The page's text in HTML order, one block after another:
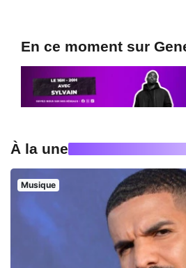
En ce moment sur
À la une
Musique